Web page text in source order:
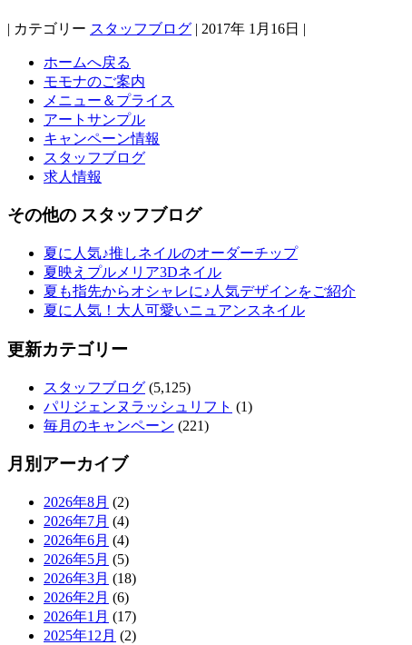
| カテゴリー スタッフブログ | 2017年 1月16日 |
ホームへ戻る
モモナのご案内
メニュー＆プライス
アートサンプル
キャンペーン情報
スタッフブログ
求人情報
その他の スタッフブログ
夏に人気♪推しネイルのオーダーチップ
夏映えプルメリア3Dネイル
夏も指先からオシャレに♪人気デザインをご紹介
夏に人気！大人可愛いニュアンスネイル
更新カテゴリー
スタッフブログ (5,125)
パリジェンヌラッシュリフト (1)
毎月のキャンペーン (221)
月別アーカイブ
2026年8月 (2)
2026年7月 (4)
2026年6月 (4)
2026年5月 (5)
2026年3月 (18)
2026年2月 (6)
2026年1月 (17)
2025年12月 (2)